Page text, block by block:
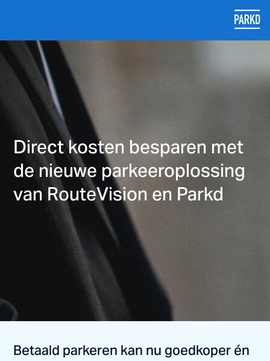
Direct kosten besparen met
de nieuwe parkeeroplossing
van RouteVision en Parkd
Betaald parkeren kan nu goedkoper én